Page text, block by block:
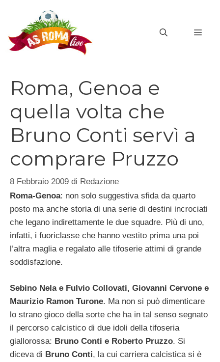
contenuto
Roma, Genoa e
quella volta che
Bruno Conti servì a
comprare Pruzzo
8 Febbraio 2009 di Redazione
Roma-Genoa: non solo suggestiva sfida da quarto
posto ma anche storia di una serie di destini incrociati
che legano indirettamente le due squadre. Più di uno,
infatti, i fuoriclasse che hanno vestito prima una poi
l’altra maglia e regalato alle tifoserie attimi di grande
soddisfazione.
Sebino Nela e Fulvio Collovati, Giovanni Cervone e
Maurizio Ramon Turone. Ma non si può dimenticare
lo strano gioco della sorte che ha in tal senso segnato
il percorso calcistico di due idoli della tifoseria
giallorossa: Bruno Conti e Roberto Pruzzo. Si
diceva di Bruno Conti, la cui carriera calcistica si è